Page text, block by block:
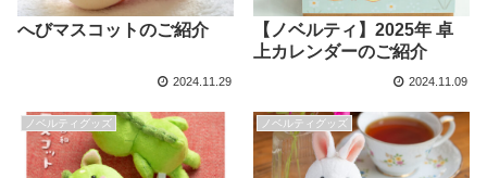
へびマスコットのご紹介
2024.11.29
【ノベルティ】2025年 卓
上カレンダーのご紹介
2024.11.09
ノベルティグッズ ノベルティグッズ